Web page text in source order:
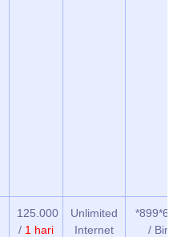
125.000
/ 1 hari
Unlimited
Internet
/ BimaTri